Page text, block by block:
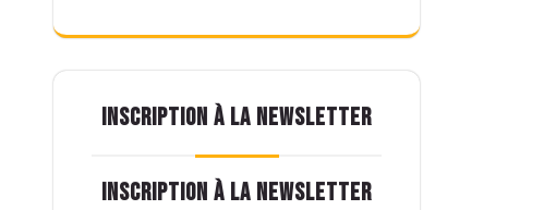
INSCRIPTION À LA NEWSLETTER
INSCRIPTION À LA NEWSLETTER